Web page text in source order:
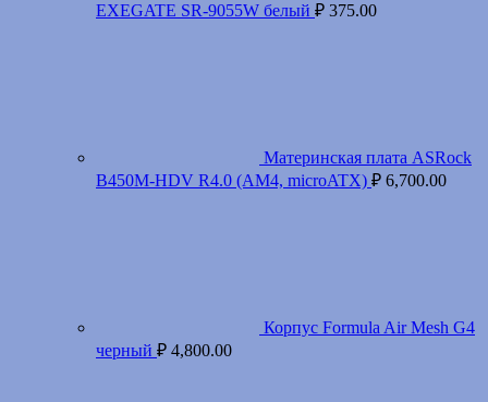
EXEGATE SR-9055W белый ₽ 375.00
Материнская плата ASRock
B450M-HDV R4.0 (AM4, microATX) ₽ 6,700.00
Корпус Formula Air Mesh G4
черный ₽ 4,800.00